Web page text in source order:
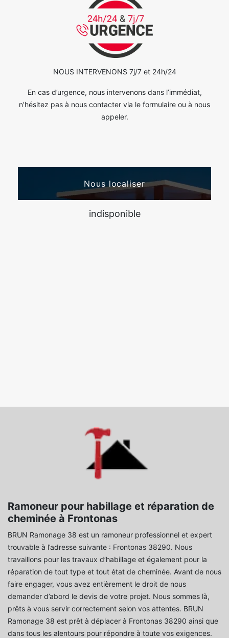
NOUS INTERVENONS 7j/7 et 24h/24
En cas d’urgence, nous intervenons dans l’immédiat,
n’hésitez pas à nous contacter via le formulaire ou à nous
appeler.
Nous localiser
indisponible
Ramoneur pour habillage et réparation de
cheminée à Frontonas
BRUN Ramonage 38 est un ramoneur professionnel et expert
trouvable à l’adresse suivante : Frontonas 38290. Nous
travaillons pour les travaux d’habillage et également pour la
réparation de tout type et tout état de cheminée. Avant de nous
faire engager, vous avez entièrement le droit de nous
demander d’abord le devis de votre projet. Nous sommes là,
prêts à vous servir correctement selon vos attentes. BRUN
Ramonage 38 est prêt à déplacer à Frontonas 38290 ainsi que
dans tous les alentours pour répondre à toute vos exigences.